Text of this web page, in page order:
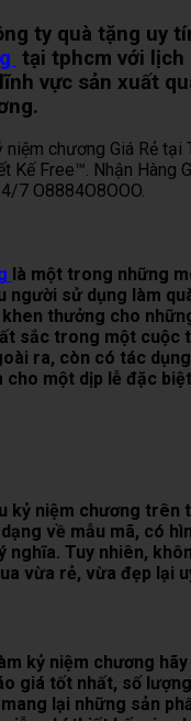
ty quà tặng uy
tại tphcm với lịch
vực sản xuất
chương Giá Rẻ tại
Kế Free™. Nhận Hàng
7 O8884O8OOO.
là một trong những
người sử dụng làm
thưởng cho
sắc trong một cuộc
ra, còn có tác
cho một dịp lễ đặc
kỷ niệm chương
về mẫu mã, có
nghĩa. Tuy nhiên,
vừa rẻ, vừa đẹp lại
kỷ niệm chương
giá tốt nhất, số
lại những sản